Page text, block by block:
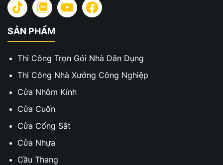
SẢN PHẨM
Thi Công Trọn Gói Nhà Dân Dụng
Thi Công Nhà Xưởng Công Nghiệp
Cửa Nhôm Kính
Cửa Cuốn
Cửa Cổng Sắt
Cửa Nhựa
Cầu Thang